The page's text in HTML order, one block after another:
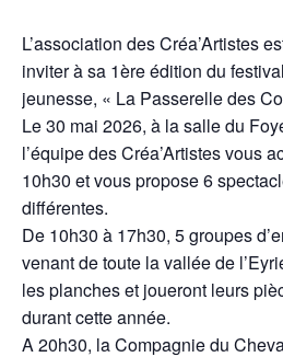
L’association des Créa’Artistes
inviter à sa 1ère édition du
jeunesse, « La Passerelle des
Le 30 mai 2026, à la salle du
l’équipe des Créa’Artistes vous
10h30 et vous propose 6
différentes.
De 10h30 à 17h30, 5 groupes
venant de toute la vallée de
les planches et joueront leurs
durant cette année.
A 20h30, la Compagnie du